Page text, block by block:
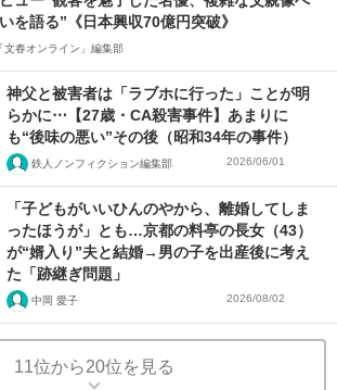
を語る”《日本興収70億円突破》
「文春オンライン」編集部
神父と被害者は「ラブホに行った」ことが明
らかに⋯【27歳・CA殺害事件】あまりに
も“後味の悪い”その後（昭和34年の事件）
鉄人ノンフィクション編集部 2026/06/01
「子どもがいいひんのやから、離婚してしま
ったほうが」とも…京都の料亭の長女（43）
が“婿入り”夫と結婚→男の子を出産後に考え
た「跡継ぎ問題」
中岡 愛子 2026/08/02
11位から20位を見る